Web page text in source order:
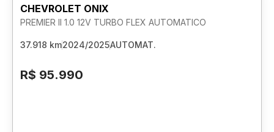
CHEVROLET ONIX
PREMIER II 1.0 12V TURBO FLEX AUTOMATICO
37.918 km2024/2025AUTOMAT.
R$ 95.990